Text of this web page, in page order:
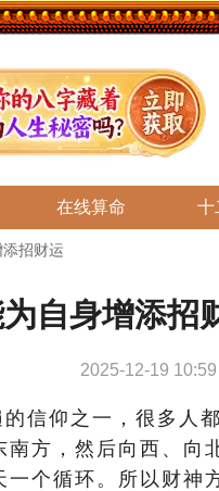
在线算命 十
招财运
自身增添招
2025-12-19 10:59
信仰之一，很多人
方，然后向西、向
个循环。所以财神